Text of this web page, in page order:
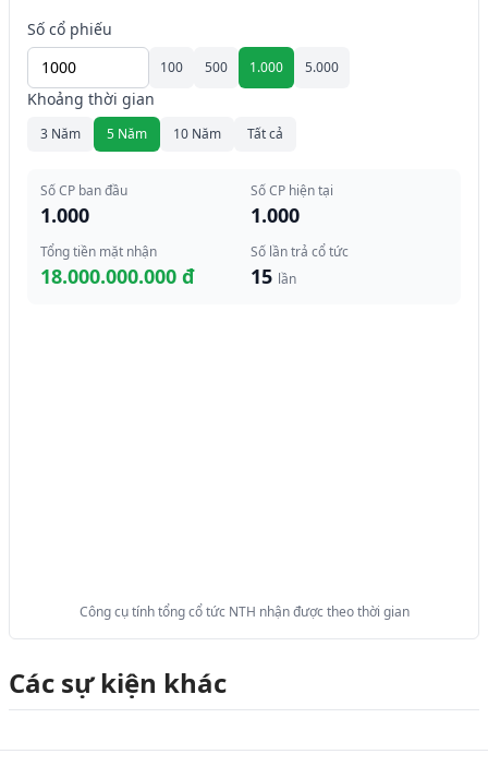
Số cổ phiếu
100 500 1.000 5.000
Khoảng thời gian
3 Năm 5 Năm 10 Năm Tất cả
Số CP ban đầu
1.000
Số CP hiện tại
1.000
Tổng tiền mặt nhận
18.000.000.000 đ
Số lần trả cổ tức
15 lần
Công cụ tính tổng cổ tức NTH nhận được theo thời gian
Các sự kiện khác